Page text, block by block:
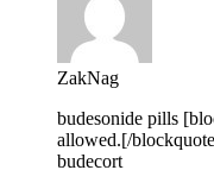
ZakNag
budesonide pills
allowed.[/
budecort